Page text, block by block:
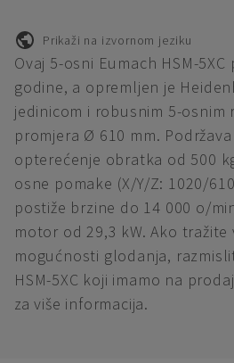
Prikaži na izvornom jeziku
Ovaj 5-osni Eumach HSM-
godine, a opremljen je
jedinicom i robusnim 5-osnim
promjera Ø 610 mm.
opterećenje obratka od 500
osne pomake (X/Y/Z: 1020/
postiže brzine do 14 000 o/
motor od 29,3 kW. Ako
mogućnosti glodanja,
HSM-5XC koji imamo na
za više informacija.